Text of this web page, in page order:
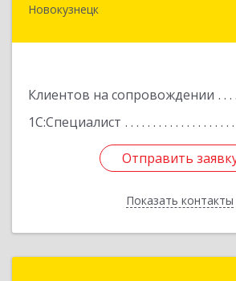
Новокузнецк
Клиентов на сопровождении
1С:Специалист
Отправить
Показать контакты
654005, Кемеровская
Отправить
Назад